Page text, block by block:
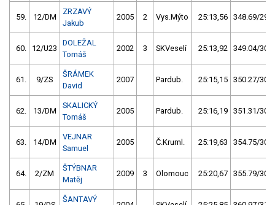
59. 12/DM
ZRZAVÝ
Jakub
2005 2 Vys.Mýto 25:13,56 348.69/29,9
60. 12/U23
DOLEŽAL
Tomáš
2002 3 SKVeselí 25:13,92 349.04/30,0
61. 9/ZS
ŠRÁMEK
David
2007 Pardub. 25:15,15 350.27/30,1
62. 13/DM
SKALICKÝ
Tomáš
2005 Pardub. 25:16,19 351.31/30,2
63. 14/DM
VEJNAR
Samuel
2005 Č.Kruml. 25:19,63 354.75/30,5
64. 2/ZM
ŠTÝBNAR
Matěj
2009 3 Olomouc 25:20,67 355.79/30,5
ŠANTAVÝ